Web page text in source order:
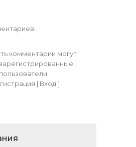
:
комментарии могут
пользователи.
| Вход]